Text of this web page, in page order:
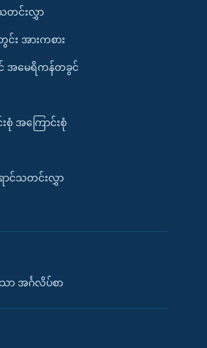
တင်းလွှာ
အားကစား
အမေရိကန်တခွင်
းစုံ အကြောင်းစုံ
င်သတင်းလွှာ
အင်္ဂလိပ်စာ